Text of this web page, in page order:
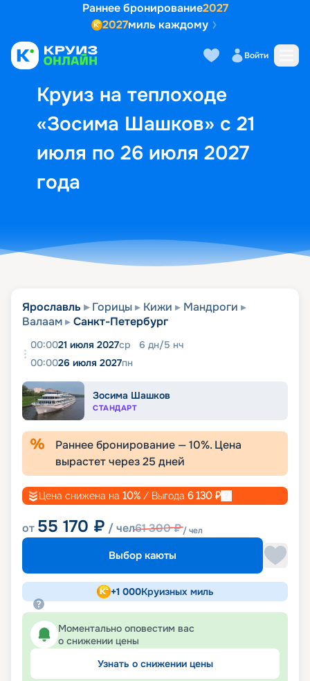
Раннее бронирование2027
2027миль каждому
Войти
Круиз на теплоходе
«Зосима Шашков» с 21
июля по 26 июля 2027
года
Выбор кают Маршрут и
Ярославль Горицы Кижи
Мандроги
Валаам
Санкт-Петербург
00:0021 июля 2027ср 6 дн/5 нч
00:0026 июля 2027пн
Зосима Шашков
СТАНДАРТ
Раннее бронирование —10%. Цена
вырастет через25 дней
Цена снижена на 10% / Выгода 6 130 ₽
от 55 170 ₽ / чел61 300₽/ чел
Выбор каюты
+1 000Круизных миль
Моментально оповестим вас
о снижении цены
Узнать о снижении цены